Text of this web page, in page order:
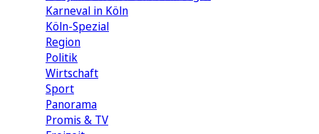
Karneval in Köln
Köln-Spezial
Region
Politik
Wirtschaft
Sport
Panorama
Promis & TV